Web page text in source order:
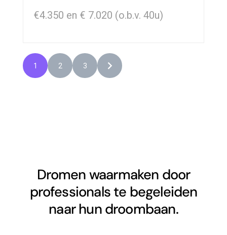
€4.350 en € 7.020 (o.b.v. 40u)
1 2 3
Dromen waarmaken door
professionals te begeleiden
naar hun droombaan.